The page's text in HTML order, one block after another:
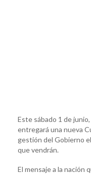
Este sábado 1 de
entregará una nueva
gestión del Gobierno
que vendrán.
El mensaje a la nación